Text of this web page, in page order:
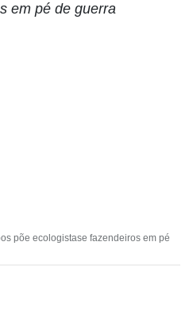
em pé de guerra
põe ecologistase fazendeiros em pé